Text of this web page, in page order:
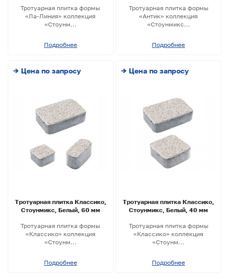
Тротуарная плитка формы
«Ла-Линия» коллекция
«Стоунм...
Подробнее
Тротуарная плитка формы
«Антик» коллекция
«Стоунмикс...
Подробнее
→ Цена по запросу
Тротуарная плитка Классико,
Стоунмикс, Белый, 60 мм
Тротуарная плитка формы
«Классико» коллекция
«Стоунм...
Подробнее
→ Цена по запросу
Тротуарная плитка Классико,
Стоунмикс, Белый, 40 мм
Тротуарная плитка формы
«Классико» коллекция
«Стоунм...
Подробнее